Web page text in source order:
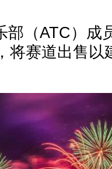
部（ATC）成
将赛道出售以